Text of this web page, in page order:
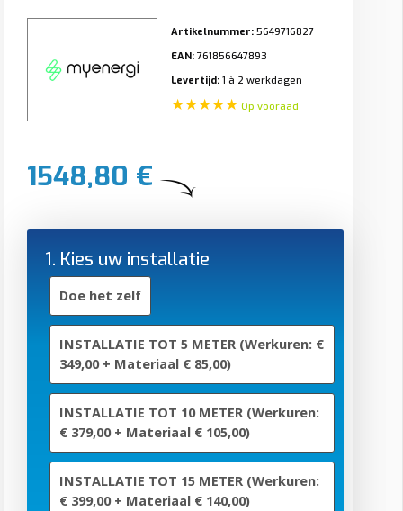
Artikelnummer:5649716827
EAN:761856647893
Levertijd:1 à 2 werkdagen
★★★★★ Op vooraad
1548,80 €
1. Kies uw installatie
Doe het zelf
INSTALLATIE TOT 5 METER (Werkuren: €
349,00 + Materiaal € 85,00)
INSTALLATIE TOT 10 METER (Werkuren:
€ 379,00 + Materiaal € 105,00)
INSTALLATIE TOT 15 METER (Werkuren:
€ 399,00 + Materiaal € 140,00)